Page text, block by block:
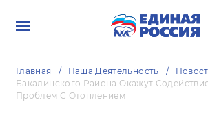
Главная Наша Деятельность
Бакалинского Района Окажут
Проблем С Отоплением